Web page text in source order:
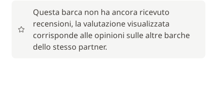
Noleggio Bici - Adulto / settimana
Questa barca non ha ancora ricevuto
recensioni, la valutazione visualizzata
corrisponde alle opinioni sulle altre barche
dello stesso partner.